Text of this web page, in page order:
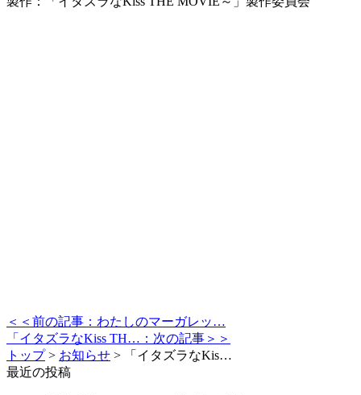
＜＜前の記事：わたしのマーガレッ…
「イタズラなKiss TH…：次の記事＞＞
トップ> お知らせ >
「イタズラなKis…
最近の投稿